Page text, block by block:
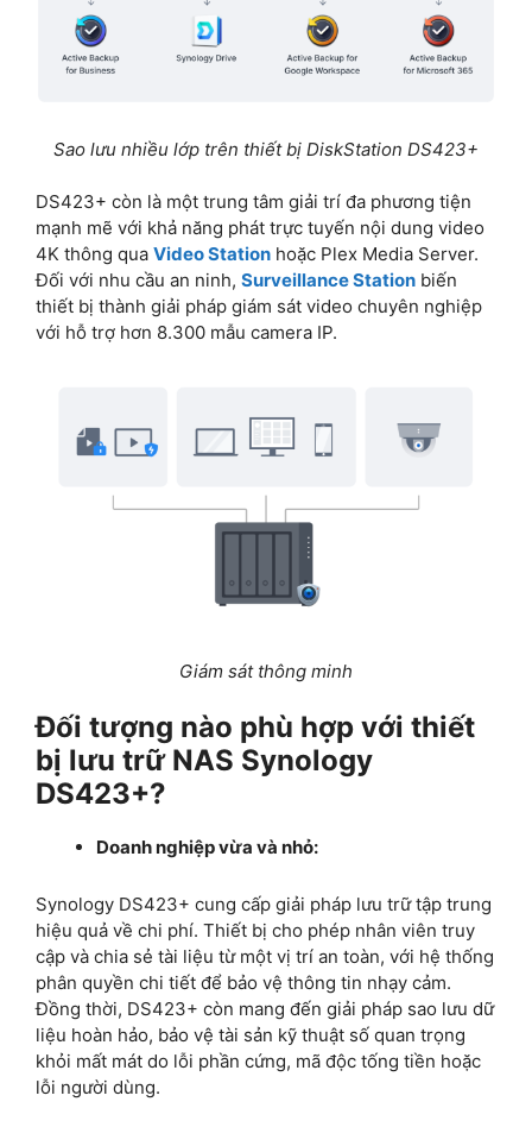
Sao lưu nhiều lớp trên thiết bị DiskStation DS423+
DS423+ còn là một trung tâm giải trí đa phương tiện
mạnh mẽ với khả năng phát trực tuyến nội dung video
4K thông qua Video Station hoặc Plex Media Server.
Đối với nhu cầu an ninh, Surveillance Station biến
thiết bị thành giải pháp giám sát video chuyên nghiệp
với hỗ trợ hơn 8.300 mẫu camera IP.
Giám sát thông minh
Đối tượng nào phù hợp với thiết
bị lưu trữ NAS Synology
DS423+?
Doanh nghiệp vừa và nhỏ:
Synology DS423+ cung cấp giải pháp lưu trữ tập trung
hiệu quả về chi phí. Thiết bị cho phép nhân viên truy
cập và chia sẻ tài liệu từ một vị trí an toàn, với hệ thống
phân quyền chi tiết để bảo vệ thông tin nhạy cảm.
Đồng thời, DS423+ còn mang đến giải pháp sao lưu dữ
liệu hoàn hảo, bảo vệ tài sản kỹ thuật số quan trọng
khỏi mất mát do lỗi phần cứng, mã độc tống tiền hoặc
lỗi người dùng.